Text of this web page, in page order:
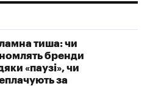
тиша: чи
бренди
«паузі», чи
за